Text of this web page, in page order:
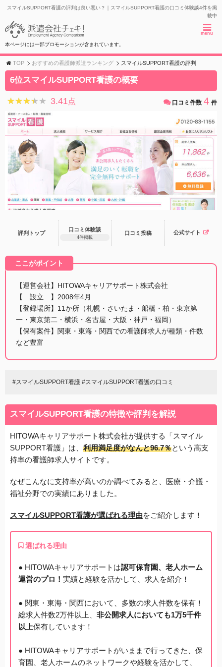
スマイルSUPPORT看護の評判は良い悪い？｜スマイルSUPPORT看護の口コミ体験談4件を掲
載中
menu
本ページには一部プロモーションが含まれています。
TOP おすすめの看護師派遣ランキング スマイルSUPPORT看護の評判
6位スマイルSUPPORT看護の概要
★★★★★
★★★★★ 3.41点 口コミ件数 4 件
評判トップ
口コミ体験談
4件掲載
口コミ 投稿 公式サイト
ここがポイント
【運営会社】HITOWAキャリアサポート株式会社
【 設立 】2008年4月
【登録場所】11か所（札幌・さいたま・船橋・柏・東京第
一・東京第二・横浜・名古屋・大阪・神戸・福岡）
【保有案件】関東・東海・関西での看護師求人が種類・件数
など豊富
#スマイルSUPPORT看護 #スマイルSUPPORT看護の口コミ
スマイルSUPPORT看護の特徴や評判を解説
HITOWAキャリアサポート株式会社が提供する「スマイル
SUPPORT看護」は、 利用満足度がなんと96.7％という高支
持率の看護師求人サイトです。
なぜこんなに支持率が高いのか調べてみると、医療・介護・
福祉分野での実績にありました。
スマイルSUPPORT看護が選ばれる理由をご紹介します！
選ばれる理由
● HITOWAキャリアサポートは認可保育園、老人ホーム
運営のプロ！ 実績と経験を活かして、求人を紹介！
● 関東・東海・関西において、多数の求人件数を保有！
総求人件数2万件以上、 非公開求人においても1万5千件
以上保有しています！
● HITOWAキャリアサポートがいままで行ってきた、保
育園、老人ホームのネットワークや経験を活かして、